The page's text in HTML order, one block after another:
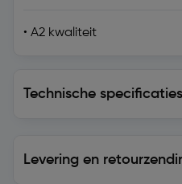
• A2 kwaliteit
Technische specificaties
Levering en